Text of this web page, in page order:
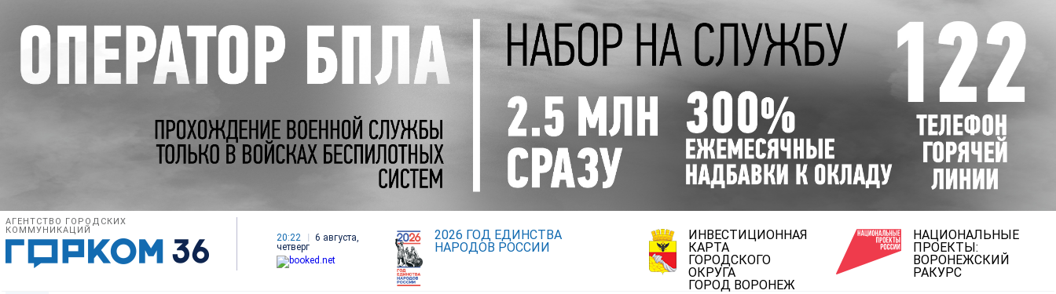
АГЕНТСТВО ГОРОДСКИХ
КОММУНИКАЦИЙ
20:22
6 августа,
четверг
2026 ГОД ЕДИНСТВА
НАРОДОВ РОССИИ
ИНВЕСТИЦИОННАЯ
КАРТА
ГОРОДСКОГО
ОКРУГА
ГОРОД ВОРОНЕЖ
НАЦИОНАЛЬНЫЕ
ПРОЕКТЫ:
ВОРОНЕЖСКИЙ
РАКУРС